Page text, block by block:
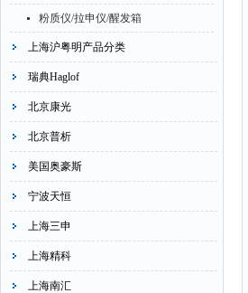
粉质仪/拉申仪/醒发箱
上海沪粤明产品分类
瑞典Haglof
北京康光
北京普析
美国奥豪斯
宁波天恒
上海三申
上海精科
上海南汇